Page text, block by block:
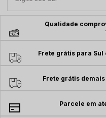
Qualidade
Frete grátis para Sul
Frete grátis
Parcele em